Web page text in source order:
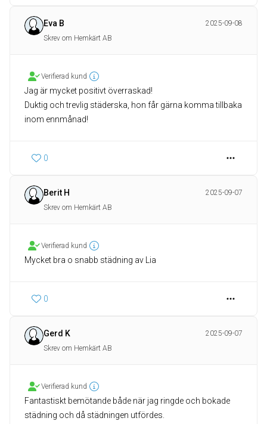
Eva B
2025-09-08
Skrev om Hemkärt AB
Verifierad kund
Jag är mycket positivt överraskad!
Duktig och trevlig städerska, hon får gärna komma tillbaka
inom ennmånad!
0
Berit H
2025-09-07
Skrev om Hemkärt AB
Verifierad kund
Mycket bra o snabb städning av Lia
0
Gerd K
2025-09-07
Skrev om Hemkärt AB
Verifierad kund
Fantastiskt bemötande både när jag ringde och bokade
städning och då städningen utfördes.